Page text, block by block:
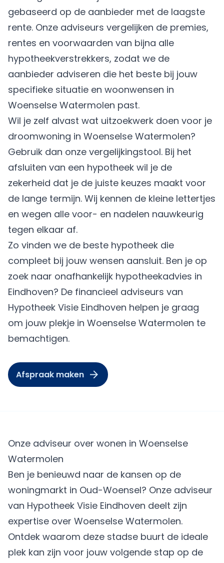
gebaseerd op de aanbieder met de laagste
rente. Onze adviseurs vergelijken de premies,
rentes en voorwaarden van bijna alle
hypotheekverstrekkers, zodat we de
aanbieder adviseren die het beste bij jouw
specifieke situatie en woonwensen in
Woenselse Watermolen past.
Wil je zelf alvast wat uitzoekwerk doen voor je
droomwoning in Woenselse Watermolen?
Gebruik dan onze vergelijkingstool. Bij het
afsluiten van een hypotheek wil je de
zekerheid dat je de juiste keuzes maakt voor
de lange termijn. Wij kennen de kleine lettertjes
en wegen alle voor- en nadelen nauwkeurig
tegen elkaar af.
Zo vinden we de beste hypotheek die
compleet bij jouw wensen aansluit. Ben je op
zoek naar onafhankelijk hypotheekadvies in
Eindhoven? De financieel adviseurs van
Hypotheek Visie Eindhoven helpen je graag
om jouw plekje in Woenselse Watermolen te
bemachtigen.
Afspraak maken
Onze adviseur over wonen in Woenselse
Watermolen
Ben je benieuwd naar de kansen op de
woningmarkt in Oud-Woensel? Onze adviseur
van Hypotheek Visie Eindhoven deelt zijn
expertise over Woenselse Watermolen.
Ontdek waarom deze stadse buurt de ideale
plek kan zijn voor jouw volgende stap op de